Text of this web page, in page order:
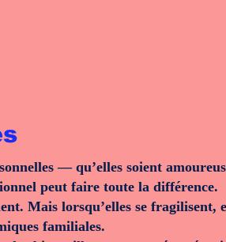
— qu’elles soient
peut faire toute la différence.
Mais lorsqu’elles se fragilisent,
familiales.